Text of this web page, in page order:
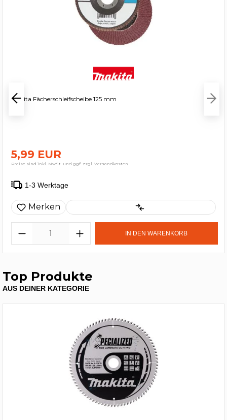
Makita Fächerschleifscheibe 125 mm
5,99 EUR
Preise sind inkl. MwSt. und ggf. zzgl. Versandkosten
1-3 Werktage
Merken
IN DEN WARENKORB
Top Produkte
AUS DEINER KATEGORIE